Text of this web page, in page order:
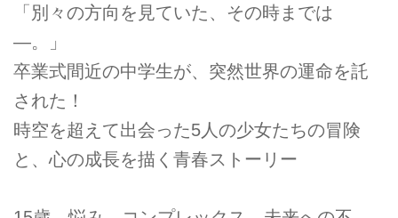
「別々の方向を見ていた、その時までは
―。」
卒業式間近の中学生が、突然世界の運命を託
された！
時空を超えて出会った5人の少女たちの冒険
と、心の成長を描く青春ストーリー